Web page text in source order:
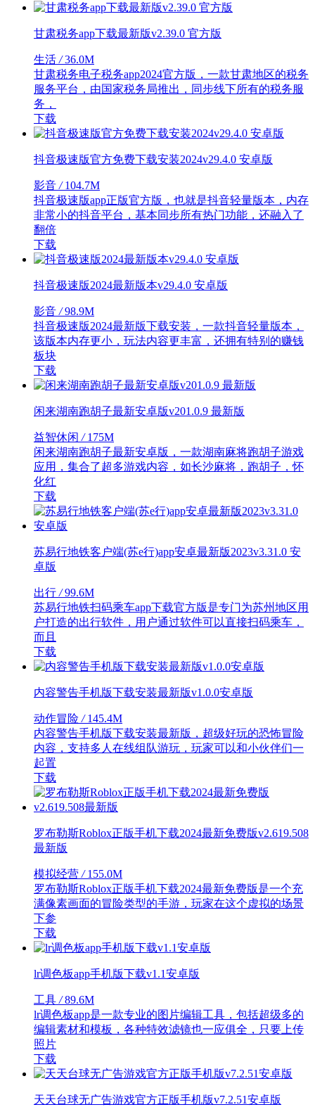
甘肃税务app下载最新版v2.39.0 官方版
生活 /36.0M
甘肃税务电子税务app2024官方版，一款甘肃地区的税务
服务平台，由国家税务局推出，同步线下所有的税务服
务，
下载
抖音极速版官方免费下载安装2024v29.4.0 安卓版
影音 /104.7M
抖音极速版app正版官方版，也就是抖音轻量版本，内存
非常小的抖音平台，基本同步所有热门功能，还融入了
翻倍
下载
抖音极速版2024最新版本v29.4.0 安卓版
影音 /98.9M
抖音极速版2024最新版下载安装，一款抖音轻量版本，
该版本内存更小，玩法内容更丰富，还拥有特别的赚钱
板块
下载
闲来湖南跑胡子最新安卓版v201.0.9 最新版
益智休闲 /175M
闲来湖南跑胡子最新安卓版，一款湖南麻将跑胡子游戏
应用，集合了超多游戏内容，如长沙麻将，跑胡子，怀
化红
下载
苏易行地铁客户端(苏e行)app安卓最新版2023v3.31.0 安
卓版
出行 /99.6M
苏易行地铁扫码乘车app下载官方版是专门为苏州地区用
户打造的出行软件，用户通过软件可以直接扫码乘车，
而且
下载
内容警告手机版下载安装最新版v1.0.0安卓版
动作冒险 /145.4M
内容警告手机版下载安装最新版，超级好玩的恐怖冒险
内容，支持多人在线组队游玩，玩家可以和小伙伴们一
起置
下载
罗布勒斯Roblox正版手机下载2024最新免费版v2.619.508
最新版
模拟经营 /155.0M
罗布勒斯Roblox正版手机下载2024最新免费版是一个充
满像素画面的冒险类型的手游，玩家在这个虚拟的场景
下参
下载
lr调色板app手机版下载v1.1安卓版
工具 /89.6M
lr调色板app是一款专业的图片编辑工具，包括超级多的
编辑素材和模板，各种特效滤镜也一应俱全，只要上传
照片
下载
天天台球无广告游戏官方正版手机版v7.2.51安卓版